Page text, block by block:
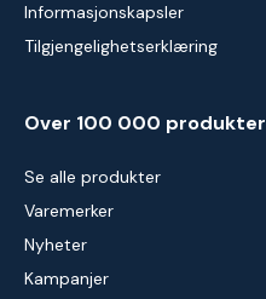
Informasjonskapsler
Tilgjengelighetserklæring
Over 100 000 produkter
Se alle produkter
Varemerker
Nyheter
Kampanjer